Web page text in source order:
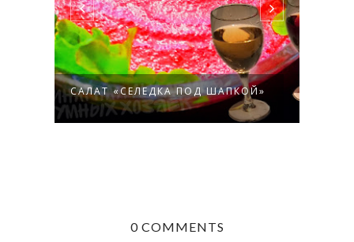
САЛАТ «СЕЛЕДКА ПОД ШАПКОЙ»
0 COMMENTS